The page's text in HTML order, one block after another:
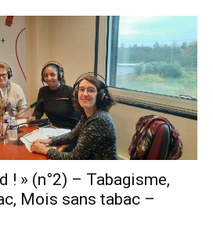
! » (n°2) – Tabagisme,
Mois sans tabac –